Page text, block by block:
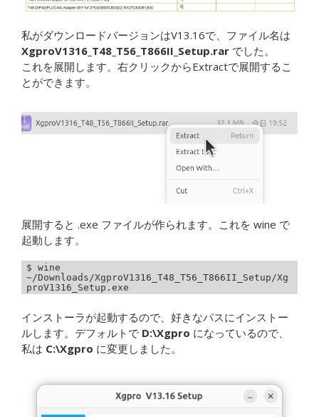
私がダウンロードバージョンはV13.16で、ファイル名は
XgproV1316_T48_T56_T866II_Setup.rar でした。
これを展開します。右クリックからExtractで展開するこ
とができます。
展開すると .exe ファイルが作られます。これを wine で
起動します。
$ wine
~/Downloads/XgproV1316_T48_T56_T866II_Setup/Xg
proV1316_Setup.exe
インストーラが起動するので、好きなパスにインストー
ルします。デフォルトで D:\Xgpro になっているので、
私は C:\Xgpro に変更しました。